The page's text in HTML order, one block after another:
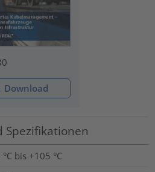
Download
Spezifikationen
bis +105 °C